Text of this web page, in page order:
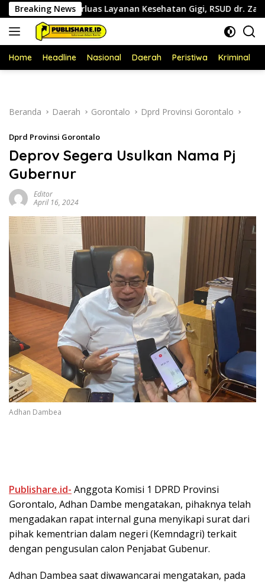
Langsung
ke
konten
Breaking News
Perluas Layanan Kesehatan Gigi, RSUD dr. Zainal Umar
Home Headline Nasional Daerah Peristiwa Kriminal
Beranda Daerah Gorontalo Dprd Provinsi Gorontalo
Dprd Provinsi Gorontalo
Deprov Segera Usulkan Nama Pj
Gubernur
Editor
April 16, 2024
Adhan Dambea
Publishare.id- Anggota Komisi 1 DPRD Provinsi
Gorontalo, Adhan Dambe mengatakan, pihaknya telah
mengadakan rapat internal guna menyikapi surat dari
pihak kementrian dalam negeri (Kemndagri) terkait
dengan pengusulan calon Penjabat Gubenur.
Adhan Dambea saat diwawancarai mengatakan, pada